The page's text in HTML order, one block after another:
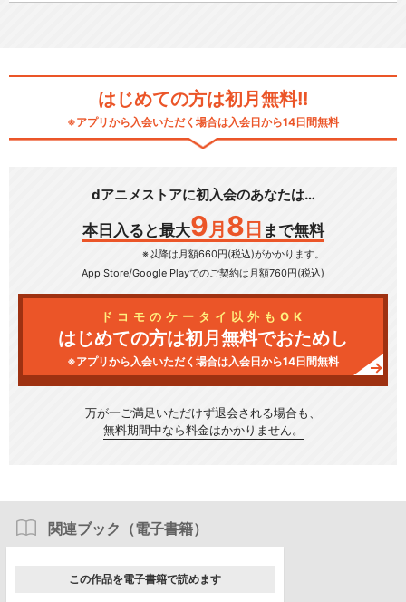
はじめての方は初月無料!!
※アプリから入会いただく場合は入会日から14日間無料
dアニメストアに初入会のあなたは…
本日入ると最大9 月 8 日 まで無料
※以降は月額660円(税込)がかかります。
App Store/Google Playでのご契約は月額760円(税込)
ドコモのケータイ以外もOK
はじめての方は初月無料でおためし
※アプリから入会いただく場合は入会日から14日間無料
万が一ご満足いただけず退会される場合も、
無料期間中なら料金はかかりません。
関連ブック（電子書籍）
この作品を電子書籍で読めます